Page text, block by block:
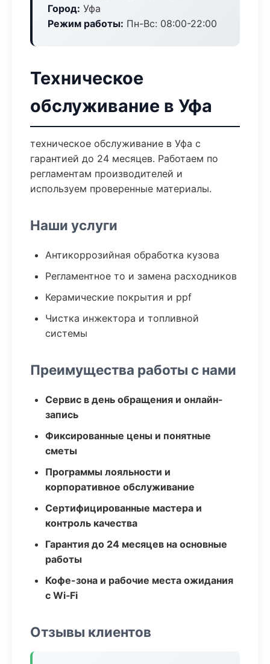
Город: Уфа
Режим работы: Пн-Вс: 08:00-22:00
Техническое
обслуживание в Уфа
техническое обслуживание в Уфа с
гарантией до 24 месяцев. Работаем по
регламентам производителей и
используем проверенные материалы.
Наши услуги
Антикоррозийная обработка кузова
Регламентное то и замена расходников
Керамические покрытия и ppf
Чистка инжектора и топливной
системы
Преимущества работы с нами
Сервис в день обращения и онлайн-
запись
Фиксированные цены и понятные
сметы
Программы лояльности и
корпоративное обслуживание
Сертифицированные мастера и
контроль качества
Гарантия до 24 месяцев на основные
работы
Кофе-зона и рабочие места ожидания
с Wi‑Fi
Отзывы клиентов